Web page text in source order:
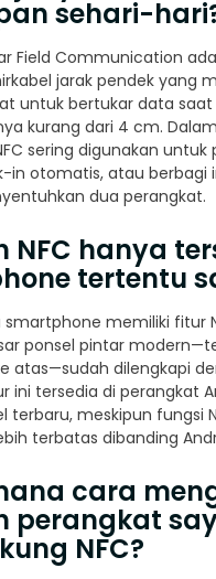
sehari-
Field Communication
jarak pendek yang
untuk bertukar data
kurang dari 4 cm.
sering digunakan
in otomatis, atau berbagi
dua perangkat.
NFC hanya
tertentu
smartphone memiliki fitur
ponsel pintar
atas—sudah dilengkapi
ini tersedia di perangkat
terbaru, meskipun fungsi
terbatas dibanding
cara
perangkat
NFC?